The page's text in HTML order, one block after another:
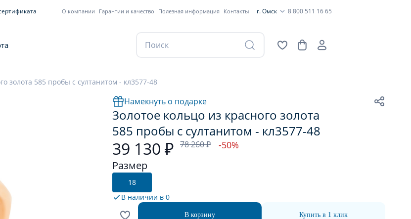
О компании Гарантии и качество Полезная информация Контакты г. Омск 8 800 511 16 65
золота 585 пробы с султанитом - кл3577-48
Намекнуть о подарке
Золотое кольцо из красного золота
585 пробы с султанитом - кл3577-48
39 130 ₽ 78 260 ₽ -50%
Размер
18
В наличии в 0
В корзину Купить в 1 клик